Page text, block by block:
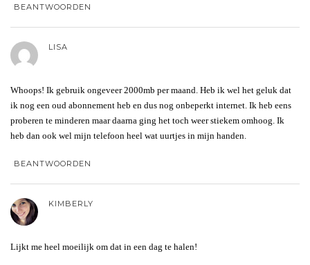
BEANTWOORDEN
LISA
Whoops! Ik gebruik ongeveer 2000mb per maand. Heb ik wel het geluk dat
ik nog een oud abonnement heb en dus nog onbeperkt internet. Ik heb eens
proberen te minderen maar daarna ging het toch weer stiekem omhoog. Ik
heb dan ook wel mijn telefoon heel wat uurtjes in mijn handen.
BEANTWOORDEN
KIMBERLY
Lijkt me heel moeilijk om dat in een dag te halen!